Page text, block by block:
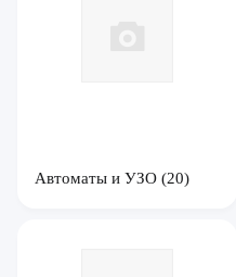
Автоматы и УЗО (20)